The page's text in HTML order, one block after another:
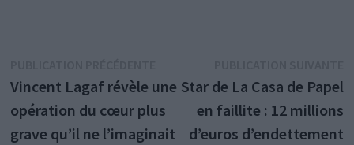
de
l’article
précédente :
Vincent Lagaf révèle une
opération du cœur plus
grave qu’il ne l’imaginait
Star de La Casa de Papel
en faillite : 12 millions
d’euros d’endettement